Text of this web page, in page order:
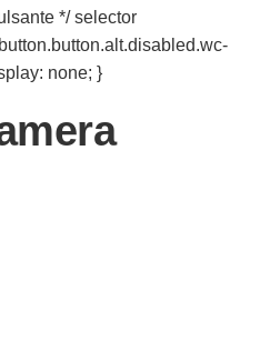
*/ selector
none; }